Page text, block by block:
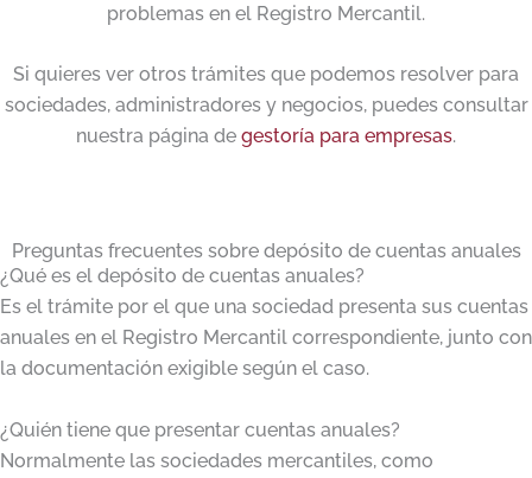
problemas en el Registro Mercantil.
Si quieres ver otros trámites que podemos resolver para
sociedades, administradores y negocios, puedes consultar
nuestra página de gestoría para empresas.
Preguntas frecuentes sobre depósito de cuentas anuales
¿Qué es el depósito de cuentas anuales?
Es el trámite por el que una sociedad presenta sus cuentas
anuales en el Registro Mercantil correspondiente, junto con
la documentación exigible según el caso.
¿Quién tiene que presentar cuentas anuales?
Normalmente las sociedades mercantiles, como